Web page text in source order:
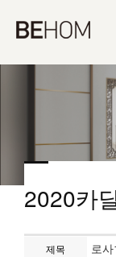
2020카
제목 로